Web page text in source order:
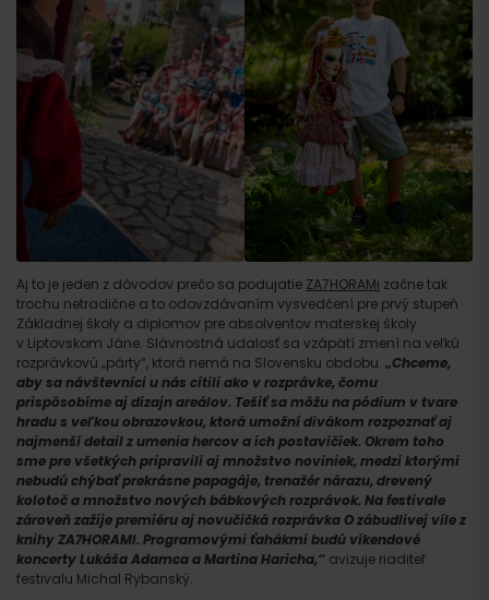
Aj to je jeden z dôvodov prečo sa podujatie ZA7HORAMi začne tak
trochu netradične a to odovzdávaním vysvedčení pre prvý stupeň
Základnej školy a diplomov pre absolventov materskej školy
v Liptovskom Jáne. Slávnostná udalosť sa vzápätí zmení na veľkú
rozprávkovú „párty“, ktorá nemá na Slovensku obdobu. „Chceme,
aby sa návštevníci u nás cítili ako v rozprávke, čomu
prispôsobíme aj dizajn areálov. Tešiť sa môžu na pódium v tvare
hradu s veľkou obrazovkou, ktorá umožní divákom rozpoznať aj
najmenší detail z umenia hercov a ich postavičiek. Okrem toho
sme pre všetkých pripravili aj množstvo noviniek, medzi ktorými
nebudú chýbať prekrásne papagáje, trenažér nárazu, drevený
kolotoč a množstvo nových bábkových rozprávok. Na festivale
zároveň zažije premiéru aj novučičká rozprávka O zábudlivej víle z
knihy ZA7HORAMI. Programovými ťahákmi budú víkendové
koncerty Lukáša Adamca a Martina Haricha,“ avizuje riaditeľ
festivalu Michal Rybanský.